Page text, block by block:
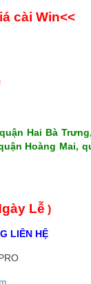
cài Win<<
Hai Bà
Hoàng Mai,
Lễ )
LIÊN HỆ